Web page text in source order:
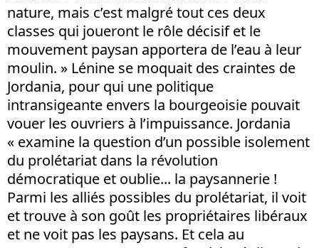
nature, mais c’est malgré tout ces deux
classes qui joueront le rôle décisif et le
mouvement paysan apportera de l’eau à leur
moulin. » Lénine se moquait des craintes de
Jordania, pour qui une politique
intransigeante envers la bourgeoisie pouvait
vouer les ouvriers à l’impuissance. Jordania
« examine la question d’un possible isolement
du prolétariat dans la révolution
démocratique et oublie... la paysannerie !
Parmi les alliés possibles du prolétariat, il voit
et trouve à son goût les propriétaires libéraux
et ne voit pas les paysans. Et cela au